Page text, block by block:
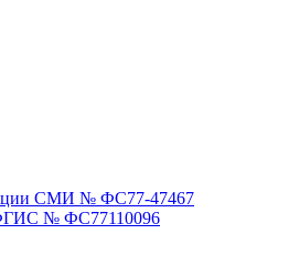
СМИ № ФС77-47467
№ ФС77110096